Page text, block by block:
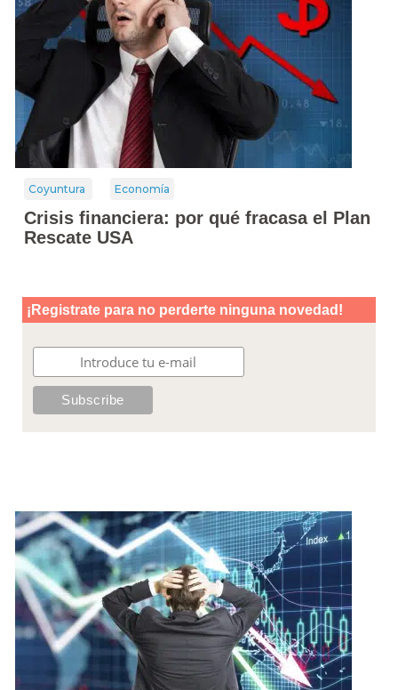
Coyuntura Economía
Crisis financiera: por qué fracasa el Plan
Rescate USA